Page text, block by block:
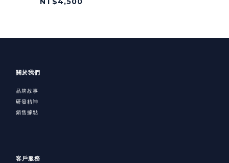
關於我們
品牌故事
研發精神
銷售據點
客戶服務